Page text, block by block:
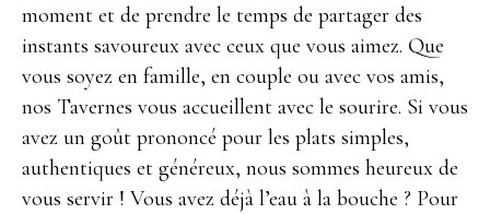
moment et de prendre le temps de partager des
instants savoureux avec ceux que vous aimez. Que
vous soyez en famille, en couple ou avec vos amis,
nos Tavernes vous accueillent avec le sourire. Si vous
avez un goût prononcé pour les plats simples,
authentiques et généreux, nous sommes heureux de
vous servir ! Vous avez déjà l’eau à la bouche ? Pour